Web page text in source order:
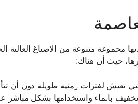
مجموعة متنوعة من الاصباغ العالية
حيث أن هناك:
تعيش لفترات زمنية طويلة دون أن
بالماء واستخدامها بشكل مباشر